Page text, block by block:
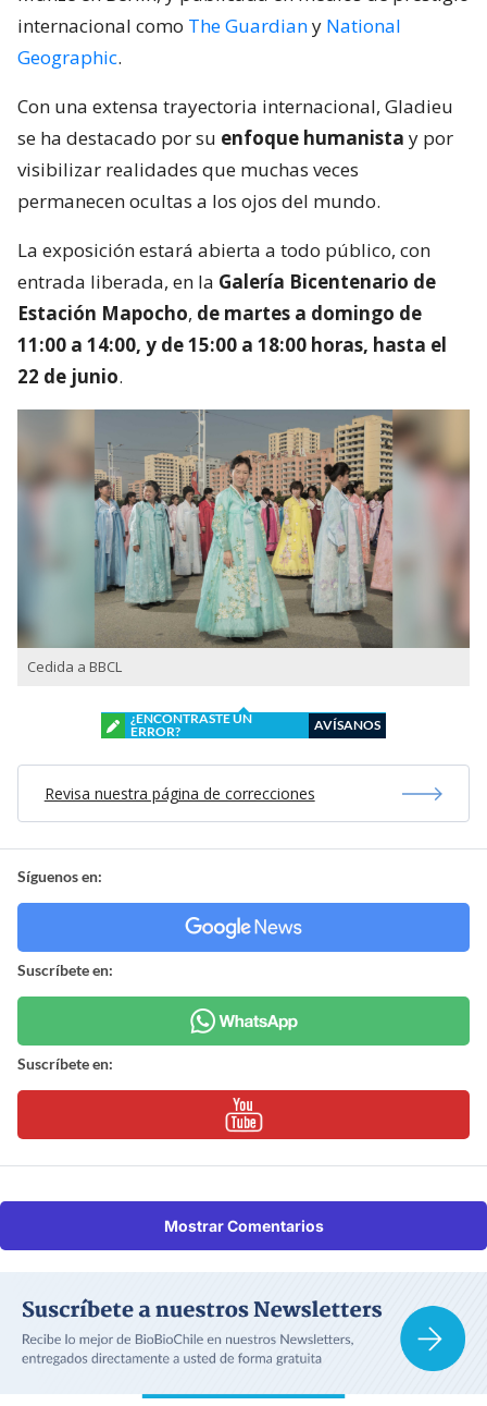
internacional como The Guardiany National
Geographic.
Con una extensa trayectoria internacional, Gladieu
se ha destacado por su enfoque humanista y por
visibilizar realidades que muchas veces
permanecen ocultas a los ojos del mundo.
La exposición estará abierta a todo público, con
entrada liberada, en la Galería Bicentenario de
Estación Mapocho, de martes a domingo de
11:00 a 14:00, y de 15:00 a 18:00 horas, hasta el
22 de junio.
Cedida a BBCL
¿ENCONTRASTE UN
ERROR?
AVÍSANOS
Revisa nuestra página de correcciones
Síguenos en:
Suscríbete en:
Suscríbete en:
Mostrar Comentarios